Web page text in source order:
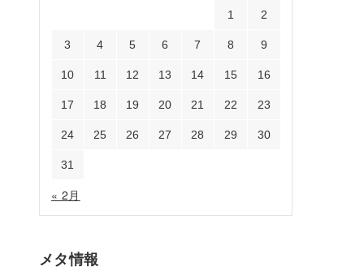
1 2
3 4 5 6 7 8 9
10 11 12 13 14 15 16
17 18 19 20 21 22 23
24 25 26 27 28 29 30
31
« 2月
メタ情報